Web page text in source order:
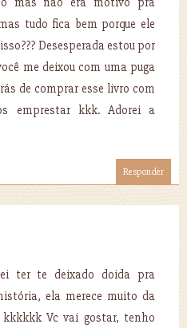
tudo fica bem porque ele
Desesperada estou por
me deixou com uma puga
de comprar esse livro com
emprestar kkk. Adorei a
Responder
ter te deixado doida pra
ela merece muito da
kkkkkk Vc vai gostar, tenho